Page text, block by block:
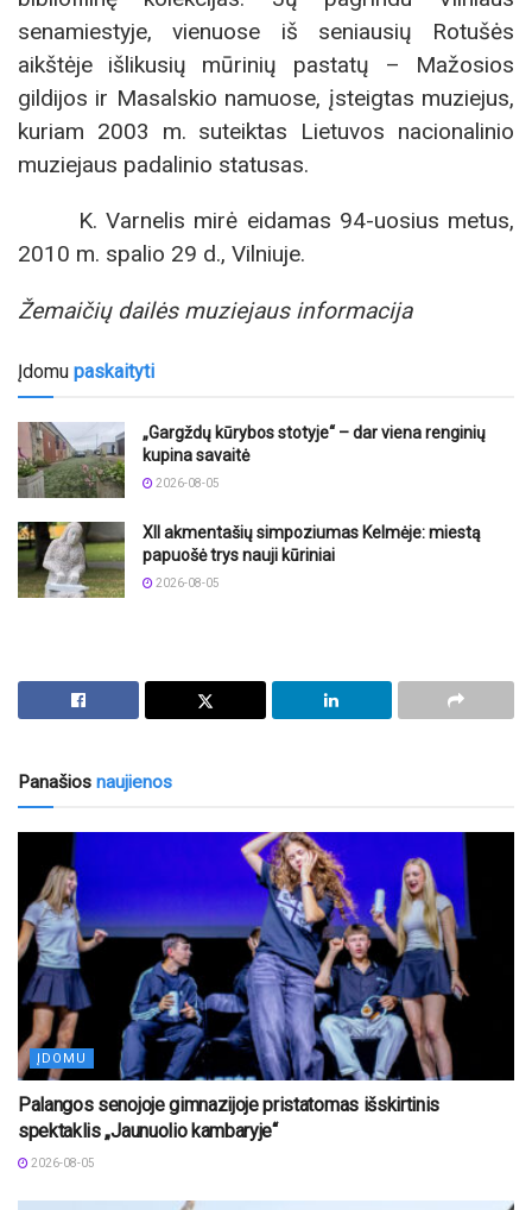
senamiestyje, vienuose iš seniausių Rotušės
aikštėje išlikusių mūrinių pastatų – Mažosios
gildijos ir Masalskio namuose, įsteigtas muziejus,
kuriam 2003 m. suteiktas Lietuvos nacionalinio
muziejaus padalinio statusas.
K. Varnelis mirė eidamas 94-uosius metus,
2010 m. spalio 29 d., Vilniuje.
Žemaičių dailės muziejaus informacija
Įdomu paskaityti
„Gargždų kūrybos stotyje“ – dar viena renginių
kupina savaitė
2026-08-05
XII akmentašių simpoziumas Kelmėje: miestą
papuošė trys nauji kūriniai
2026-08-05
Panašios naujienos
ĮDOMU
Palangos senojoje gimnazijoje pristatomas išskirtinis
spektaklis „Jaunuolio kambaryje“
2026-08-05